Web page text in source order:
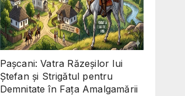
Pașcani: Vatra Răzeșilor lui
Ștefan și Strigătul pentru
Demnitate în Fața Amalgamării